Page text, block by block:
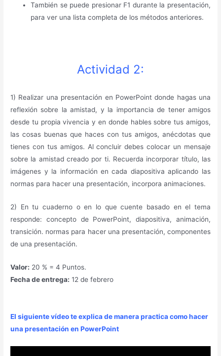
También se puede presionar F1 durante la presentación,
para ver una lista completa de los métodos anteriores.
Actividad 2:
1) Realizar una presentación en PowerPoint donde hagas una
reflexión sobre la amistad, y la importancia de tener amigos
desde tu propia vivencia y en donde hables sobre tus amigos,
las cosas buenas que haces con tus amigos, anécdotas que
tienes con tus amigos. Al concluir debes colocar un mensaje
sobre la amistad creado por ti. Recuerda incorporar título, las
imágenes y la información en cada diapositiva aplicando las
normas para hacer una presentación, incorpora animaciones.
2) En tu cuaderno o en lo que cuente basado en el tema
responde: concepto de PowerPoint, diapositiva, animación,
transición. normas para hacer una presentación, componentes
de una presentación.
Valor: 20 % = 4 Puntos.
Fecha de entrega: 12 de febrero
El siguiente vídeo te explica de manera practica como hacer
una presentación en PowerPoint